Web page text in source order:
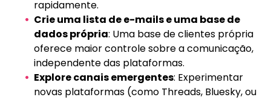
rapidamente.
Crie uma lista de e-mails e uma base de
dados própria: Uma base de clientes própria
oferece maior controle sobre a comunicação,
independente das plataformas.
Explore canais emergentes: Experimentar
novas plataformas (como Threads, Bluesky, ou